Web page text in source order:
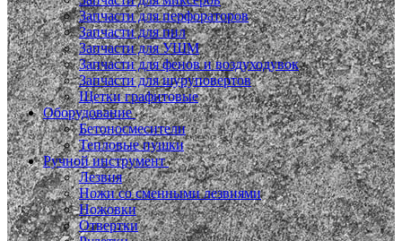
Запчасти для перфораторов
Запчасти для пил
Запчасти для УШМ
Запчасти для фенов и воздуходувок
Запчасти для шуруповертов
Щетки графитовые
Оборудование
Бетоносмесители
Тепловые пушки
Ручной инструмент
Лезвия
Ножи со сменными лезвиями
Ножовки
Отвертки